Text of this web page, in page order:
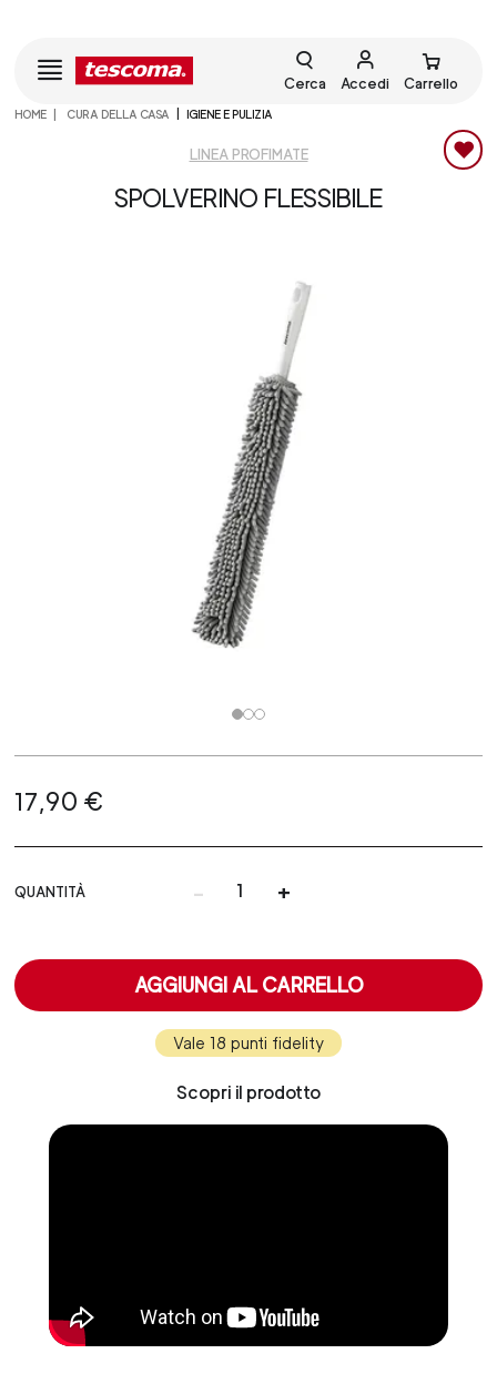
Cerca Accedi Carrello
HOME CURA DELLA CASA IGIENE E PULIZIA
LINEA PROFIMATE
SPOLVERINO FLESSIBILE
17,90 €
QUANTITÀ - +
AGGIUNGI AL CARRELLO
Vale 18 punti fidelity
Scopri il prodotto